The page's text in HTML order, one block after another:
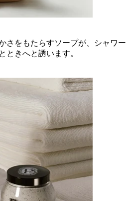
さをもたらすソープが、シャワー
ときへと誘います。